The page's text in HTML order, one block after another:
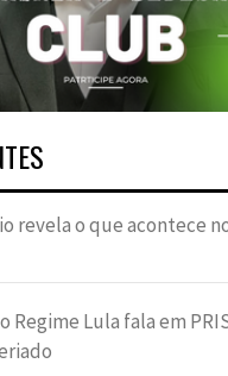
revela o que acontece
Regime Lula fala em